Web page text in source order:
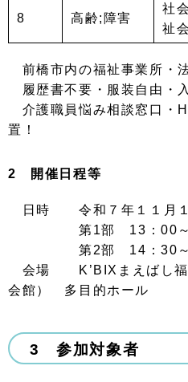
8 高齢;障害
社
祉会
前橋市内の福祉事業所・
履歴書不要・服装自由・
介護職員悩み相談窓口・
置！
2 開催日程等
日時 令和７年１１月１
第1部 13：00～
第2部 14：30～
会場 K’BIXまえばし福
会館） 多目的ホール
3 参加対象者